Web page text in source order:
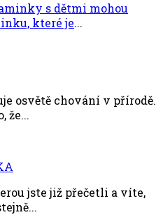
s dětmi mohou
které je...
osvětě chování v přírodě.
že...
jste již přečetli a víte,